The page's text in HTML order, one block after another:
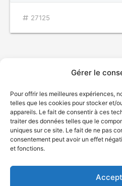
Gérer le
Pour offrir les meilleures expériences,
telles que les cookies pour stocker et/
appareils. Le fait de consentir à ces
traiter des données telles que le
uniques sur ce site. Le fait de ne pas
consentement peut avoir un effet
et fonctions.
27125
© Gouvernement
Plan du